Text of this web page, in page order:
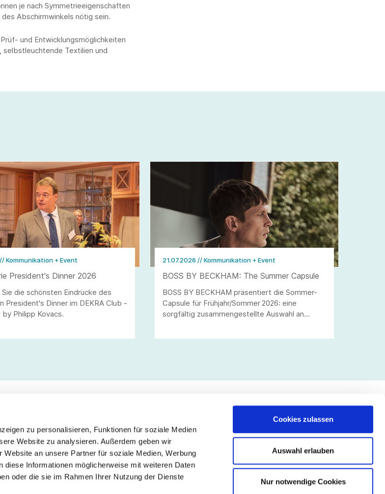
zu personalisieren, Funktionen für soziale Medien
Website zu analysieren. Außerdem geben wir
an unsere Partner für soziale Medien, Werbung
diese Informationen möglicherweise mit weiteren Daten
oder die sie im Rahmen Ihrer Nutzung der Dienste
Cookies zulassen
Auswahl erlauben
Nur notwendige Cookies
je nach Symmetrieeigenschaften
Abschirmwinkels nötig sein.
und Entwicklungsmöglichkeiten
Textilien und
// Kommunikation + Event
President's Dinner 2026
die schönsten Eindrücke des
President's Dinner im DEKRA Club -
by Philipp Kovacs.
21.07.2026 // Kommunikation + Event
BOSS BY BECKHAM: The Summer Capsule
BOSS BY BECKHAM präsentiert die Sommer-
Capsule für Frühjahr/Sommer 2026: eine
sorgfältig zusammengestellte Auswahl an
Folgen Sie uns